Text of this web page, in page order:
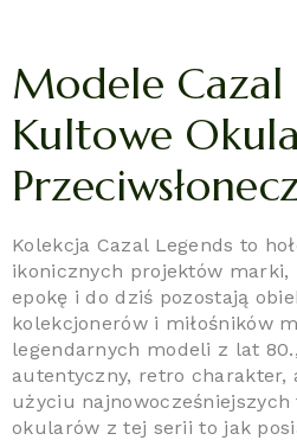
Modele Cazal
Kultowe
Kolekcja Cazal Legends to
ikonicznych projektów marki,
epokę i do dziś pozostają
kolekcjonerów i miłośników
legendarnych modeli z lat
autentyczny, retro charakter,
użyciu najnowocześniejszych
okularów z tej serii to jak